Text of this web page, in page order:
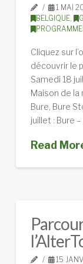
1 MAI
BELGIQUE,
Cliquez sur
découvrir le
Samedi 18
Maison de
Bure, Bure
juillet : Bure –
Read
15